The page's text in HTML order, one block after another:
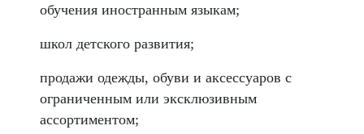
обучения иностранным языкам;
школ детского развития;
продажи одежды, обуви и аксессуаров с
ограниченным или эксклюзивным
ассортиментом;